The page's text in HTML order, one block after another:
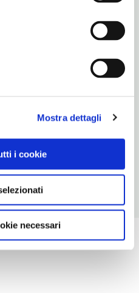
Mostra dettagli
i cookie
necessari